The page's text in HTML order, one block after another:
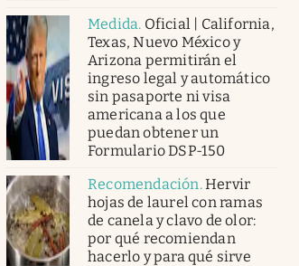
Medida. Oficial | California,
Texas, Nuevo México y
Arizona permitirán el
ingreso legal y automático
sin pasaporte ni visa
americana a los que
puedan obtener un
Formulario DSP-150
Recomendación.Hervir
hojas de laurel con ramas
de canela y clavo de olor:
por qué recomiendan
hacerlo y para qué sirve